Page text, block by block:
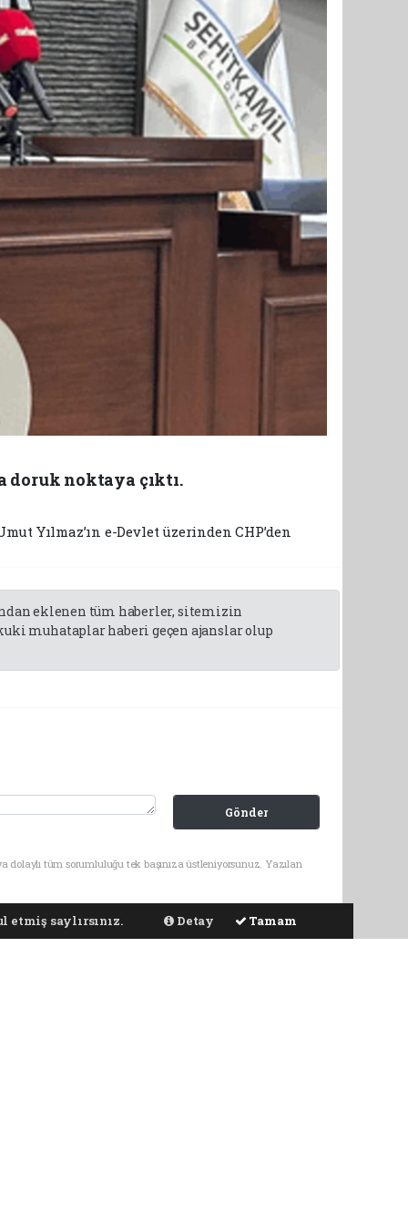
doruk noktaya çıktı.
Yılmaz’ın e-Devlet üzerinden CHP’den
eklenen tüm haberler, sitemizin
muhataplar haberi geçen ajanslar olup
Gönder
tüm sorumluluğu tek başınıza üstleniyorsunuz. Yazılan
saylırsınız. Detay Tamam